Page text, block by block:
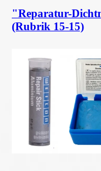
"Reparatur-
(Rubrik 15-15)